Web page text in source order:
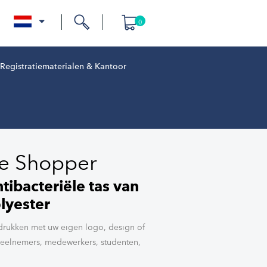
0
Registratiematerialen & Kantoor
Shopper
tas van
met uw eigen logo, design of
medewerkers, studenten,